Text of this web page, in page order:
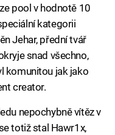
pool v hodnotě 10
kategorii
Jehar, přední tvář
snad všechno,
komunitou jak jako
creator.
nepochybně vítěz v
totiž stal Hawr1x,